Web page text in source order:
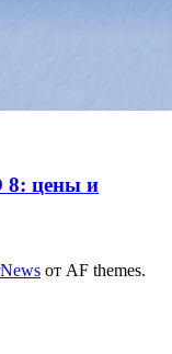
8: цены и
от AF themes.